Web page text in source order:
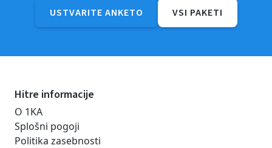
USTVARITE ANKETO VSI PAKETI
Hitre informacije
O 1KA
Splošni pogoji
Politika zasebnosti